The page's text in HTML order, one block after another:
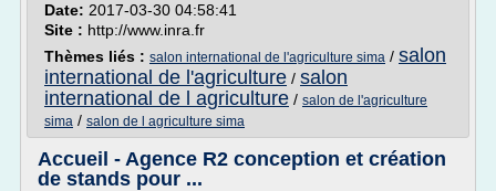
Date: 2017-03-30 04:58:41
Site : http://www.inra.fr
Thèmes liés : salon international de l'agriculture sima / salon
international de l'agriculture / salon
international de l agriculture / salon de l'agriculture
sima / salon de l agriculture sima
Accueil - Agence R2 conception et création
de stands pour ...